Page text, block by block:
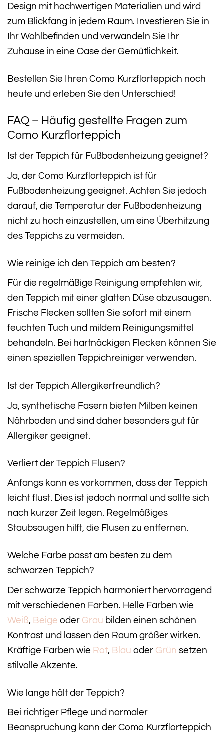
Design mit hochwertigen Materialien und wird
zum Blickfang in jedem Raum. Investieren Sie in
Ihr Wohlbefinden und verwandeln Sie Ihr
Zuhause in eine Oase der Gemütlichkeit.
Bestellen Sie Ihren Como Kurzflorteppich noch
heute und erleben Sie den Unterschied!
FAQ – Häufig gestellte Fragen zum
Como Kurzflorteppich
Ist der Teppich für Fußbodenheizung geeignet?
Ja, der Como Kurzflorteppich ist für
Fußbodenheizung geeignet. Achten Sie jedoch
darauf, die Temperatur der Fußbodenheizung
nicht zu hoch einzustellen, um eine Überhitzung
des Teppichs zu vermeiden.
Wie reinige ich den Teppich am besten?
Für die regelmäßige Reinigung empfehlen wir,
den Teppich mit einer glatten Düse abzusaugen.
Frische Flecken sollten Sie sofort mit einem
feuchten Tuch und mildem Reinigungsmittel
behandeln. Bei hartnäckigen Flecken können Sie
einen speziellen Teppichreiniger verwenden.
Ist der Teppich Allergikerfreundlich?
Ja, synthetische Fasern bieten Milben keinen
Nährboden und sind daher besonders gut für
Allergiker geeignet.
Verliert der Teppich Flusen?
Anfangs kann es vorkommen, dass der Teppich
leicht flust. Dies ist jedoch normal und sollte sich
nach kurzer Zeit legen. Regelmäßiges
Staubsaugen hilft, die Flusen zu entfernen.
Welche Farbe passt am besten zu dem
schwarzen Teppich?
Der schwarze Teppich harmoniert hervorragend
mit verschiedenen Farben. Helle Farben wie
Weiß, Beige oder Grau bilden einen schönen
Kontrast und lassen den Raum größer wirken.
Kräftige Farben wie Rot, Blau oder Grün setzen
stilvolle Akzente.
Wie lange hält der Teppich?
Bei richtiger Pflege und normaler
Beanspruchung kann der Como Kurzflorteppich